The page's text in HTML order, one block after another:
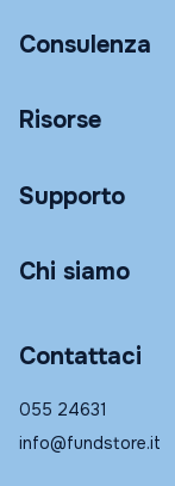
Consulenza
Risorse
Supporto
Chi siamo
Contattaci
055 24631
info@fundstore.it